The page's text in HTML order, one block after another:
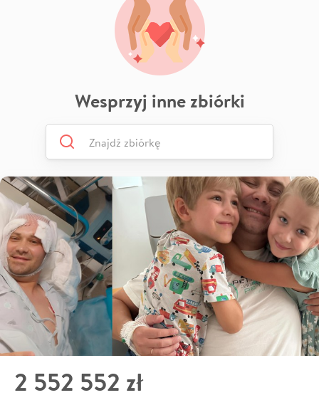
Wesprzyj inne zbiórki
2 552 552 zł